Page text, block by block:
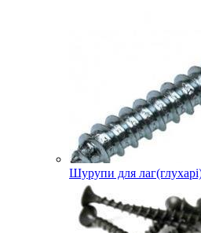
Шурупи для